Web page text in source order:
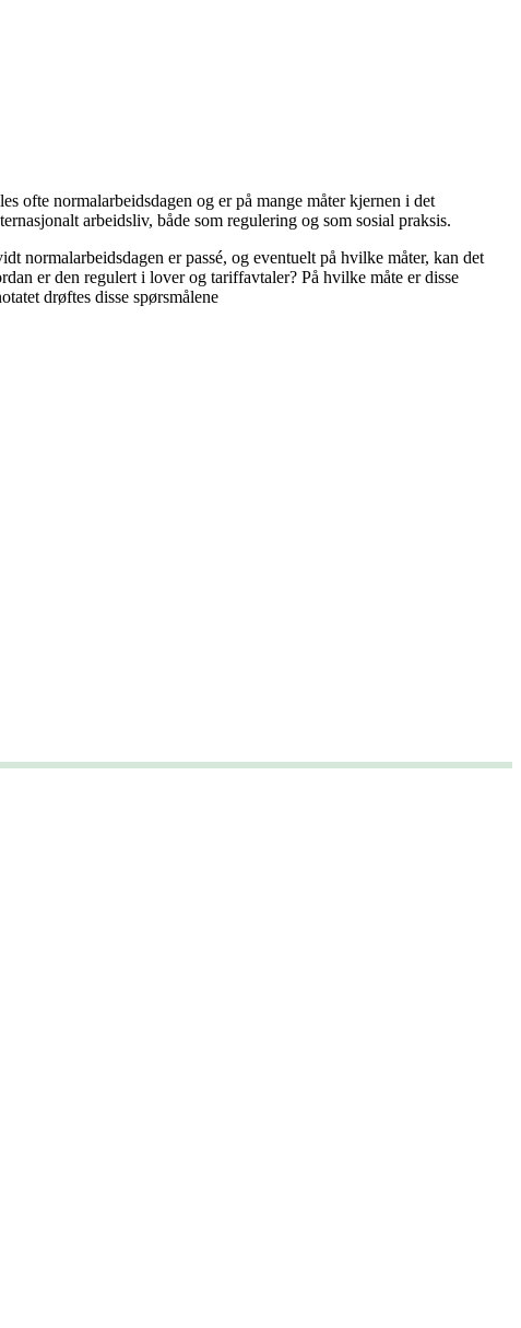
ofte normalarbeidsdagen og er på mange måter kjernen i det
arbeidsliv, både som regulering og som sosial praksis.
normalarbeidsdagen er passé, og eventuelt på hvilke måter, kan det
er den regulert i lover og tariffavtaler? På hvilke måte er disse
drøftes disse spørsmålene